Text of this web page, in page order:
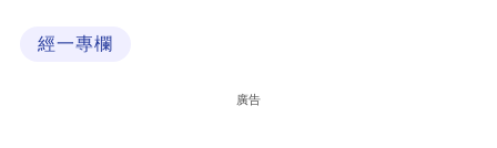
經一專欄
廣告